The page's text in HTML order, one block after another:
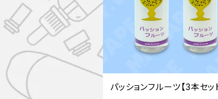
パッションフルーツ【3本セッ